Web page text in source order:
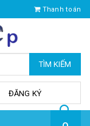
Thanh toán
TÌM KIẾM
ĐĂNG KÝ